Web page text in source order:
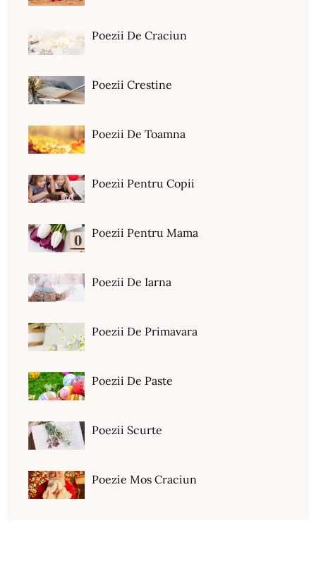
Poezii De Craciun
Poezii Crestine
Poezii De Toamna
Poezii Pentru Copii
Poezii Pentru Mama
Poezii De Iarna
Poezii De Primavara
Poezii De Paste
Poezii Scurte
Poezie Mos Craciun